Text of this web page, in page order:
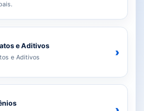
e Aditivos
e Aditivos ›